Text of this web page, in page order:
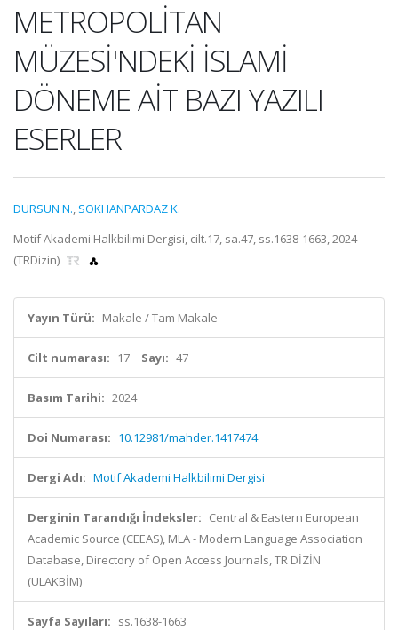
METROPOLİTAN
MÜZESİ'NDEKİ İSLAMİ
DÖNEME AİT BAZI YAZILI
ESERLER
DURSUN N., SOKHANPARDAZ K.
Motif Akademi Halkbilimi Dergisi, cilt.17, sa.47, ss.1638-1663, 2024
(TRDizin)
Yayın Türü: Makale / Tam Makale
Cilt numarası: 17 Sayı: 47
Basım Tarihi: 2024
Doi Numarası: 10.12981/mahder.1417474
Dergi Adı: Motif Akademi Halkbilimi Dergisi
Derginin Tarandığı İndeksler: Central & Eastern European
Academic Source (CEEAS), MLA - Modern Language Association
Database, Directory of Open Access Journals, TR DİZİN
(ULAKBİM)
Sayfa Sayıları: ss.1638-1663